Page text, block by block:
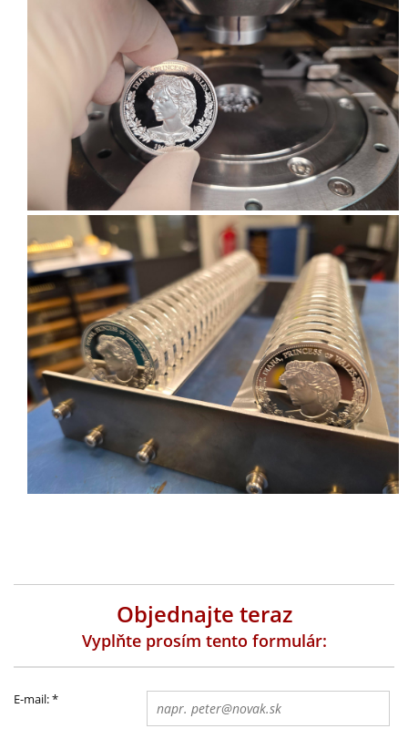
Objednajte teraz
Vyplňte prosím tento formulár:
E-mail:*